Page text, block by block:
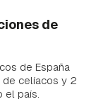
de
de España
de celíacos y 2
el país.